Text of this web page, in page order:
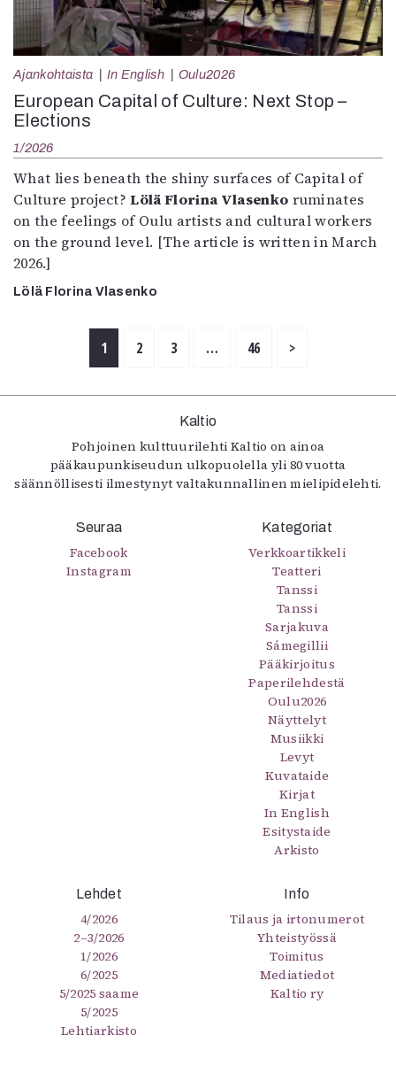
Ajankohtaista In English Oulu2026
European Capital of Culture: Next Stop –
Elections
1/2026
What lies beneath the shiny surfaces of Capital of
Culture project?Lölä Florina Vlasenko ruminates
on the feelings of Oulu artists and cultural workers
on the ground level. [The article is written in March
2026.]
Lölä Florina Vlasenko
1 2 3 … 46 >
Kaltio
Pohjoinen kulttuurilehti Kaltio on ainoa
pääkaupunkiseudun ulkopuolella yli 80 vuotta
säännöllisesti ilmestynyt valtakunnallinen mielipidelehti.
Seuraa
Facebook
Instagram
Kategoriat
Verkkoartikkeli
Teatteri
Tanssi
Tanssi
Sarjakuva
Sámegillii
Pääkirjoitus
Paperilehdestä
Oulu2026
Näyttelyt
Musiikki
Levyt
Kuvataide
Kirjat
In English
Esitystaide
Arkisto
Lehdet
4/2026
2–3/2026
1/2026
6/2025
5/2025 saame
5/2025
Lehtiarkisto
Info
Tilaus ja irtonumerot
Yhteistyössä
Toimitus
Mediatiedot
Kaltio ry